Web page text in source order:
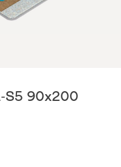
S5 90x200